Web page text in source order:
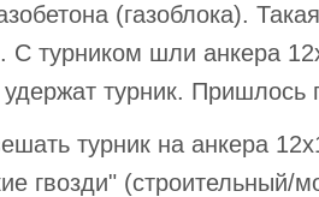
(газоблока).
С турником шли анкера
турник. Пришлось
турник на анкера
гвозди" (строительный/